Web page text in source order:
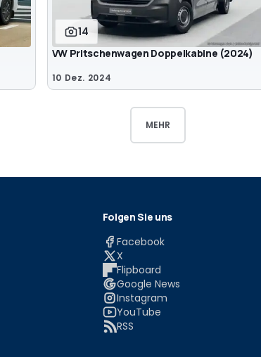
14
VW Pritschenwagen Doppelkabine (2024)
10 Dez. 2024
MEHR
Folgen Sie uns
Facebook
X
Flipboard
Google News
Instagram
YouTube
RSS